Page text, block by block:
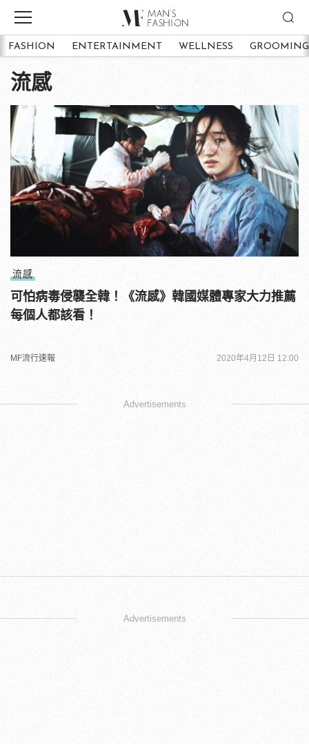
FASHION ENTERTAINMENT WELLNESS GROOMING
流感
流感
可怕病毒侵襲全韓！《流感》韓國媒體專家大力推薦
每個人都該看！
MF流行速報 2020年4月12日 12:00
Advertisements
Advertisements